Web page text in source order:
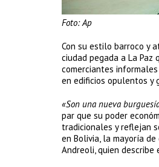
Foto: Ap
Con su estilo barroco y
ciudad pegada a La
comerciantes
en edificios opulentos y
«Son una nueva
par que su poder
tradicionales y reflejan
en Bolivia, la mayoría
Andreoli, quien describe